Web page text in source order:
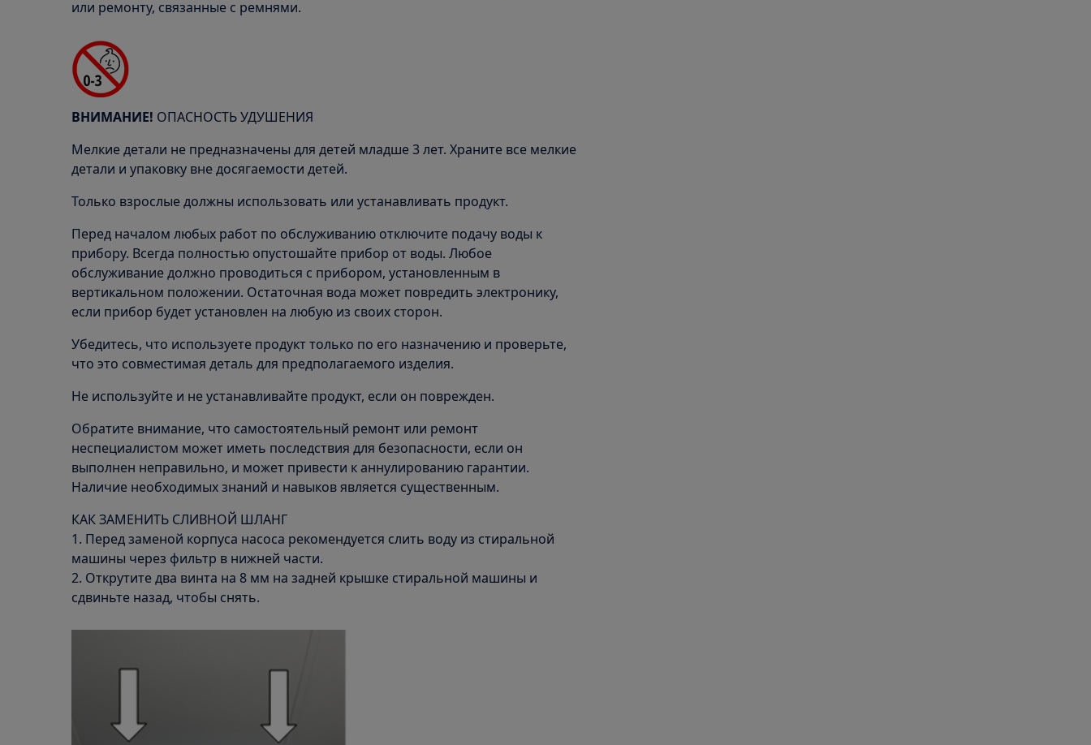
или ремонту, связанные с ремнями.
ВНИМАНИЕ! ОПАСНОСТЬ УДУШЕНИЯ
Мелкие детали не предназначены для детей младше 3 лет. Храните все мелкие
детали и упаковку вне досягаемости детей.
Только взрослые должны использовать или устанавливать продукт.
Перед началом любых работ по обслуживанию отключите подачу воды к
прибору. Всегда полностью опустошайте прибор от воды. Любое
обслуживание должно проводиться с прибором, установленным в
вертикальном положении. Остаточная вода может повредить электронику,
если прибор будет установлен на любую из своих сторон.
Убедитесь, что используете продукт только по его назначению и проверьте,
что это совместимая деталь для предполагаемого изделия.
Не используйте и не устанавливайте продукт, если он поврежден.
Обратите внимание, что самостоятельный ремонт или ремонт
неспециалистом может иметь последствия для безопасности, если он
выполнен неправильно, и может привести к аннулированию гарантии.
Наличие необходимых знаний и навыков является существенным.
КАК ЗАМЕНИТЬ СЛИВНОЙ ШЛАНГ
1. Перед заменой корпуса насоса рекомендуется слить воду из стиральной
машины через фильтр в нижней части.
2. Открутите два винта на 8 мм на задней крышке стиральной машины и
сдвиньте назад, чтобы снять.